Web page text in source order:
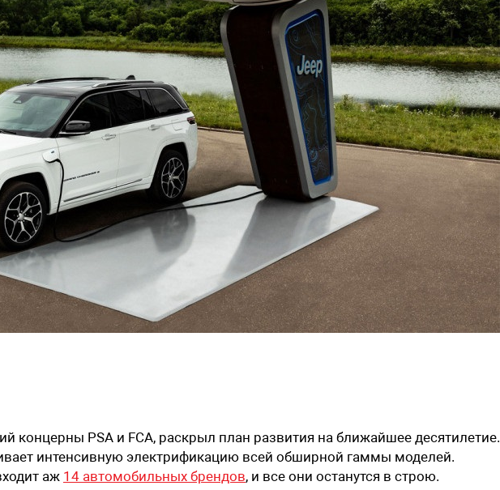
концерны PSA и FCA, раскрыл план развития на ближайшее десятилетие.
интенсивную электрификацию всей обширной гаммы моделей.
аж 14 автомобильных брендов, и все они останутся в строю.